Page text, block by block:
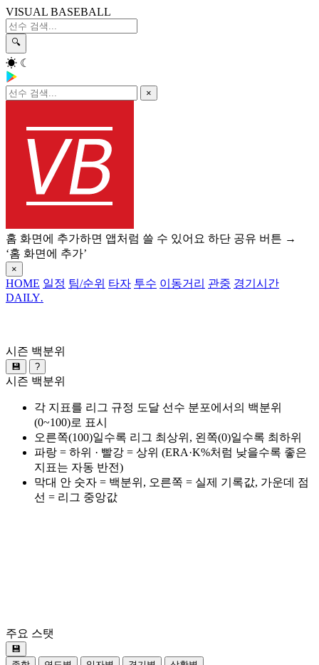
VISUAL BASEBALL
🔍
☀ ☾
×
홈 화면에 추가하면 앱처럼 쓸 수 있어요 하단 공유 버튼 →
‘홈 화면에 추가’
×
HOME 일정 팀/순위 타자 투수 이동거리 관중 경기시간
DAILY.
시즌 백분위
💾 ?
시즌 백분위
각 지표를 리그 규정 도달 선수 분포에서의 백분위
(0~100)로 표시
오른쪽(100)일수록 리그 최상위, 왼쪽(0)일수록 최하위
파랑 = 하위 · 빨강 = 상위 (ERA·K%처럼 낮을수록 좋은
지표는 자동 반전)
막대 안 숫자 = 백분위, 오른쪽 = 실제 기록값, 가운데 점
선 = 리그 중앙값
주요 스탯
💾